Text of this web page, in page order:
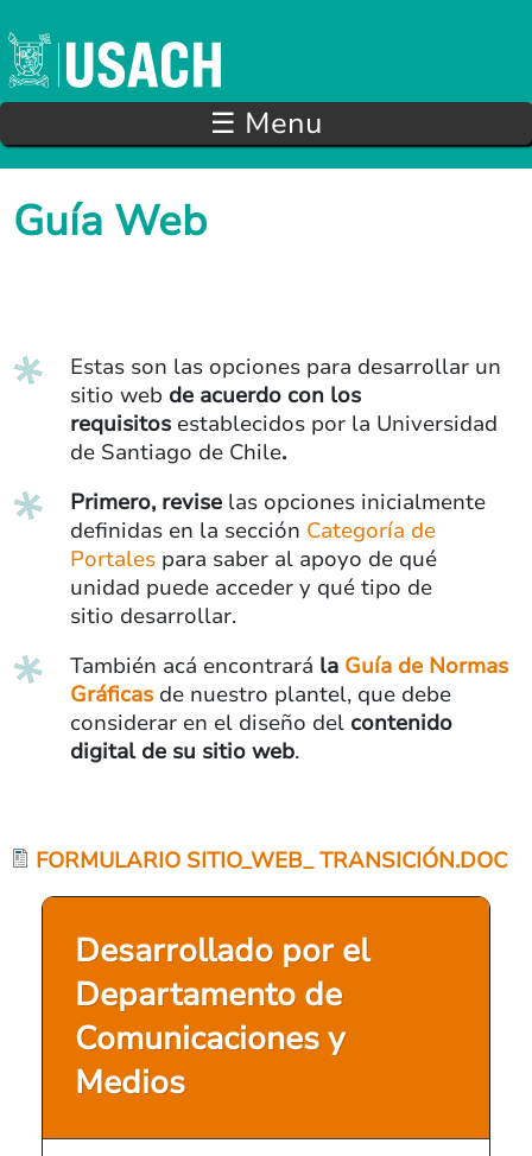
☰ Menu
Guía Web
Estas son las opciones para desarrollar un
sitio web de acuerdo con los
requisitosestablecidos por la Universidad
de Santiago de Chile.
Primero, revise las opciones inicialmente
definidas en la sección Categoría de
Portalespara saber al apoyo de qué
unidad puede acceder y qué tipo de
sitio desarrollar.
También acá encontrará la Guía de Normas
Gráficasde nuestro plantel, que debe
considerar en el diseño delcontenido
digital de su sitio web.
FORMULARIO SITIO_WEB_ TRANSICIÓN.DOC
Desarrollado por el
Departamento de
Comunicaciones y
Medios